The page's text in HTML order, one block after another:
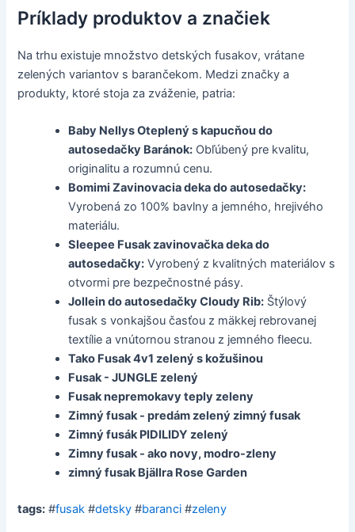
Príklady produktov a značiek
Na trhu existuje množstvo detských fusakov, vrátane
zelených variantov s barančekom. Medzi značky a
produkty, ktoré stoja za zváženie, patria:
Baby Nellys Oteplený s kapucňou do
autosedačky Baránok: Obľúbený pre kvalitu,
originalitu a rozumnú cenu.
Bomimi Zavinovacia deka do autosedačky:
Vyrobená zo 100% bavlny a jemného, hrejivého
materiálu.
Sleepee Fusak zavinovačka deka do
autosedačky: Vyrobený z kvalitných materiálov s
otvormi pre bezpečnostné pásy.
Jollein do autosedačky Cloudy Rib: Štýlový
fusak s vonkajšou časťou z mäkkej rebrovanej
textílie a vnútornou stranou z jemného fleecu.
Tako Fusak 4v1 zelený s kožušinou
Fusak - JUNGLE zelený
Fusak nepremokavy teply zeleny
Zimný fusak - predám zelený zimný fusak
Zimný fusák PIDILIDY zelený
Zimny fusak - ako novy, modro-zleny
zimný fusak Bjällra Rose Garden
tags: #fusak #detsky #baranci #zeleny